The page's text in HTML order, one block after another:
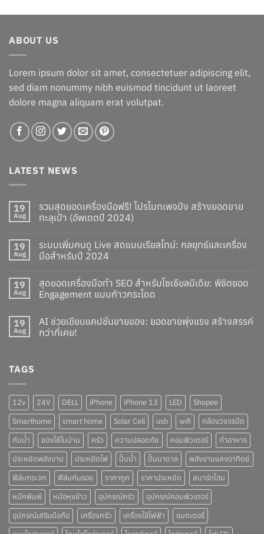
฿17,875.00.฿14,875.00.
ABOUT US
Lorem ipsum dolor sit amet, consectetuer adipiscing elit,
sed diam nonummy nibh euismod tincidunt ut laoreet
dolore magna aliquam erat volutpat.
LATEST NEWS
19
Aug
รวมสุดยอดเครื่องมือฟรี! โปรโมทเพจปัง สร้างยอดขาย
ทะลุเป้า (อัพเดตปี 2024)
19
Aug
ระบบเพิ่มคนดู Live สดแบบเรียลไทม์: กลยุทธ์และเครื่อง
มือสำหรับปี 2024
19
Aug
สุดยอดเครื่องมือทำ SEO สำหรับโซเชียลมีเดีย: พิชิตยอด
Engagement แบบก้าวกระโดด
19
Aug
AI ช่วยเขียนแคปชั่นขายของ: ยอดขายพุ่งแรง สร้างสรรค์
กว่าที่เคย!
TAGS
12v 24V DELL iPhone iPhone 13 LED
Shopee
Smarthome
smart home Solar Cell usb wifi
กล้องวงจรปิด
กันน้ำ
ของใช้ในบ้าน ครัว ความปลอดภัย คอมพิวเตอร์
ทำอาหาร
ประหยัดพลังงาน
ประหยัดไฟ ปั๊มน้ำ ปั๊มบาดาล
พลังงานแสงอาทิตย์
ฟิล์มกระจก
ฟิล์มกันรอย ราคาถูก ราคาประหยัด
สมาร์ทโฮม
หมึกพิมพ์
หม้อหุงข้าว อุปกรณ์ครัว
อุปกรณ์คอมพิวเตอร์
อุปกรณ์เสริมมือถือ
เครื่องครัว เครื่องใช้ไฟฟ้า
แบตเตอรี่